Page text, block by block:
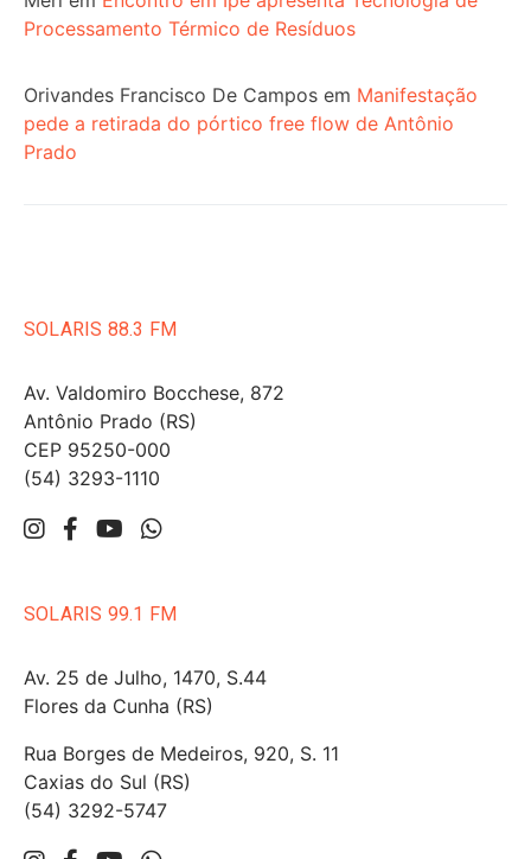
Processamento Térmico de Resíduos
Orivandes Francisco De Campos em Manifestação
pede a retirada do pórtico free flow de Antônio
Prado
SOLARIS 88.3 FM
Av. Valdomiro Bocchese, 872
Antônio Prado (RS)
CEP 95250-000
(54) 3293-1110
SOLARIS 99.1 FM
Av. 25 de Julho, 1470, S.44
Flores da Cunha (RS)
Rua Borges de Medeiros, 920, S. 11
Caxias do Sul (RS)
(54) 3292-5747